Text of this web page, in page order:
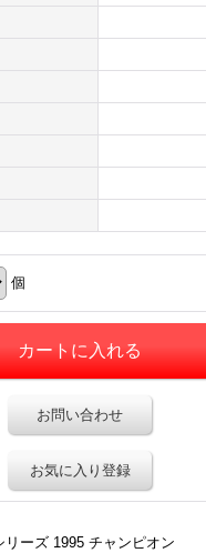
個
お問い合わせ
お気に入り登録
ーズ 1995 チャンピオン